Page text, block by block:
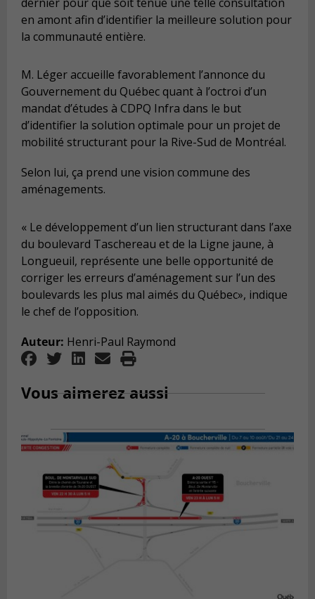
en amont afin d’identifier la meilleure solution pour
la communauté entière.
M. Léger accueille favorablement l’annonce du
Gouvernement du Québec quant à l’octroi d’un
mandat d’études à CDPQ Infra dans le but
d’identifier la solution optimale pour un projet de
mobilité structurant pour la Rive-Sud de Montréal.
Selon lui, ça prend une vision commune des
aménagements.
« Le développement d’un lien structurant dans l’axe
du boulevard Taschereau et de la Ligne jaune, à
Longueuil, représente une belle opportunité de
corriger les erreurs d’aménagement sur l’un des
boulevards les plus mal aimés du Québec», indique
le chef de l’opposition.
Auteur: Henri-Paul Raymond
Vous aimerez aussi